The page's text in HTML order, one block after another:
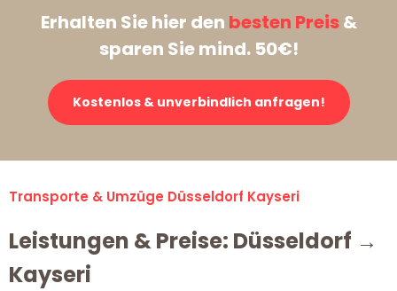
Erhalten Sie hier den besten Preis&
sparen Sie mind. 50€!
Kostenlos & unverbindlich anfragen!
Transporte & Umzüge Düsseldorf Kayseri
Leistungen & Preise: Düsseldorf →
Kayseri